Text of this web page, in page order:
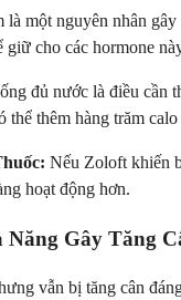
là một nguyên nhân
cho các hormone
đủ nước là điều cần
thêm hàng trăm
Nếu Zoloft khiến
hoạt động hơn.
Gây Tăng
vẫn bị tăng cân